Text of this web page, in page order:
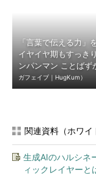
「言葉で伝える力」
イヤイヤ期もすっき
ンパンマン ことばず
ガフェイブ｜HugKum）
関連資料（ホワイ
生成AIのハルシネ
ィックレイヤーと